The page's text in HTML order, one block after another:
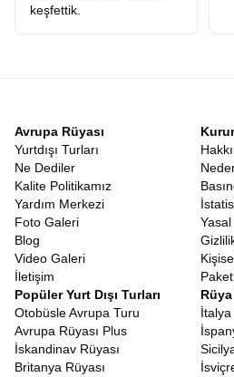
keşfettik.
Avrupa Rüyası
Yurtdışı Turları
Ne Dediler
Kalite Politikamız
Yardım Merkezi
Foto Galeri
Blog
Video Galeri
İletişim
Popüler Yurt Dışı Turları
Otobüsle Avrupa Turu
Avrupa Rüyası Plus
İskandinav Rüyası
Britanya Rüyası
Rüya
İtalya